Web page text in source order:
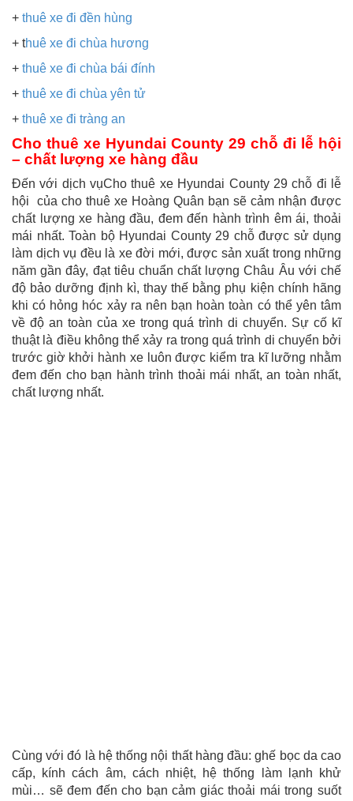
+ thuê xe đi đền hùng
+ thuê xe đi chùa hương
+ thuê xe đi chùa bái đính
+ thuê xe đi chùa yên tử
+ thuê xe đi tràng an
Cho thuê xe Hyundai County 29 chỗ đi lễ hội
– chất lượng xe hàng đầu
Đến với dịch vụCho thuê xe Hyundai County 29 chỗ đi lễ
hội của cho thuê xe Hoàng Quân bạn sẽ cảm nhận được
chất lượng xe hàng đầu, đem đến hành trình êm ái, thoải
mái nhất. Toàn bộ Hyundai County 29 chỗ được sử dụng
làm dịch vụ đều là xe đời mới, được sản xuất trong những
năm gần đây, đạt tiêu chuẩn chất lượng Châu Âu với chế
độ bảo dưỡng định kì, thay thế bằng phụ kiện chính hãng
khi có hỏng hóc xảy ra nên bạn hoàn toàn có thể yên tâm
về độ an toàn của xe trong quá trình di chuyển. Sự cố kĩ
thuật là điều không thể xảy ra trong quá trình di chuyển bởi
trước giờ khởi hành xe luôn được kiểm tra kĩ lưỡng nhằm
đem đến cho bạn hành trình thoải mái nhất, an toàn nhất,
chất lượng nhất.
Cùng với đó là hệ thống nội thất hàng đầu: ghế bọc da cao
cấp, kính cách âm, cách nhiệt, hệ thống làm lạnh khử
mùi… sẽ đem đến cho bạn cảm giác thoải mái trong suốt